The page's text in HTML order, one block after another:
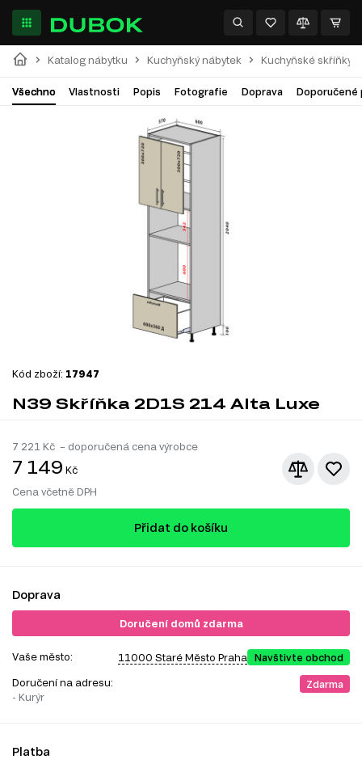
Katalog nábytku Kuchyňský nábytek Kuchyňské skříňky
Všechno Vlastnosti Popis Fotografie Doprava Doporučené
Kód zboží: 17947
N39 Skříňka 2D1S 214 Alta Luxe
7 221 Kč – doporučená cena výrobce
7 149 Kč
Cena včetně DPH
Přidat do košíku
Doprava
Doručení domů zdarma
Vaše město: 11000 Staré Město Praha Navštivte obchod
Doručení na adresu:
- Kurýr
Zdarma
Platba